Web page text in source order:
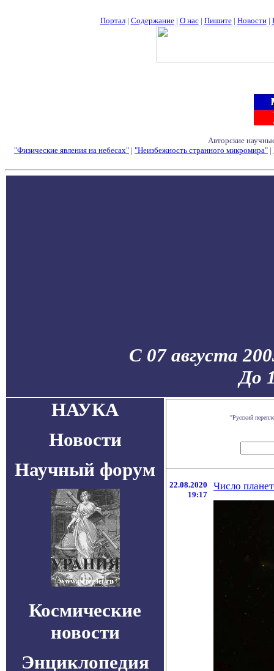
Портал| Содержание| О нас| Пишите| Новости|
Авторские
"Физические явления на небесах" | "Неизбежность странного микромира" |
С 07 августа
До
НАУКА
Новости
Научный форум
Космические
новости
Энциклопедия
"Русский
22.08.2020
19:17
Число